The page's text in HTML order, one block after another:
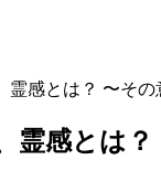
霊感とは？ 〜その
霊感とは？